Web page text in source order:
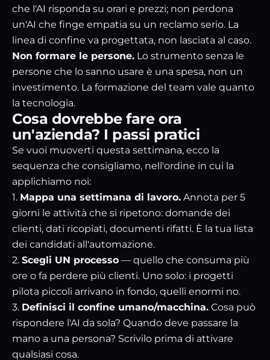
che l'AI risponda su orari e prezzi; non perdona
un'AI che finge empatia su un reclamo serio. La
linea di confine va progettata, non lasciata al caso.
Non formare le persone. Lo strumento senza le
persone che lo sanno usare è una spesa, non un
investimento. La formazione del team vale quanto
la tecnologia.
Cosa dovrebbe fare ora
un'azienda? I passi pratici
Se vuoi muoverti questa settimana, ecco la
sequenza che consigliamo, nell'ordine in cui la
applichiamo noi:
1. Mappa una settimana di lavoro. Annota per 5
giorni le attività che si ripetono: domande dei
clienti, dati ricopiati, documenti rifatti. È la tua lista
dei candidati all'automazione.
2. Scegli UN processo — quello che consuma più
ore o fa perdere più clienti. Uno solo: i progetti
pilota piccoli arrivano in fondo, quelli enormi no.
3. Definisci il confine umano/macchina. Cosa può
rispondere l'AI da sola? Quando deve passare la
mano a una persona? Scrivilo prima di attivare
qualsiasi cosa.